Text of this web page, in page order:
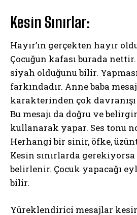
Kesin Sınırlar:
Hayır’ın gerçekten hayır
Çocuğun kafası burada
siyah olduğunu bilir.
farkındadır. Anne baba
karakterinden çok
Bu mesajı da doğru ve
kullanarak yapar. Ses tonu
Herhangi bir sinir, öfke,
Kesin sınırlarda
belirlenir. Çocuk yapacağı
bilir.
Yüreklendirici mesajlar